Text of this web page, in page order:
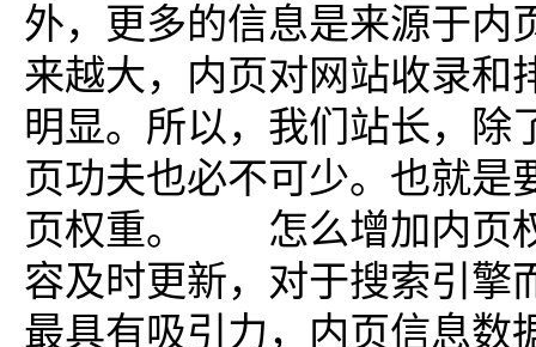
外，更多的信息是来源于内
来越大，内页对网站收录和
明显。所以，我们站长，除
页功夫也必不可少。也就是
页权重。 怎么增加内页
容及时更新，对于搜索引擎
最具有吸引力，内页信息数